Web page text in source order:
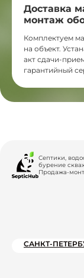
Доставка
монтаж
Комплектуем
на объект.
акт сдачи-
гарантийный
Септики,
бурение
Продажа-
САНКТ-